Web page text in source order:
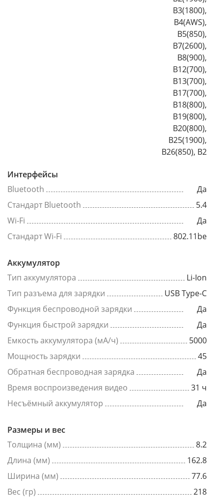
B3(1800),
B4(AWS),
B5(850),
B7(2600),
B8(900),
B12(700),
B13(700),
B17(700),
B18(800),
B19(800),
B20(800),
B25(1900),
B26(850), B2
Интерфейсы
Bluetooth
Да
Стандарт Bluetooth
5.4
Wi-Fi
Да
Стандарт Wi-Fi
802.11be
Аккумулятор
Тип аккумулятора
Li-Ion
Тип разъема для зарядки
USB Type-C
Функция беспроводной зарядки
Да
Функция быстрой зарядки
Да
Емкость аккумулятора (мА/ч)
5000
Мощность зарядки
45
Обратная беспроводная зарядка
Да
Время воспроизведения видео
31 ч
Несъёмный аккумулятор
Да
Размеры и вес
Толщина (мм)
8.2
Длина (мм)
162.8
Ширина (мм)
77.6
Вес (гр)
218